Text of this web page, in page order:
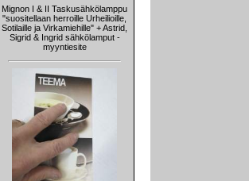
Mignon I & II Taskusähkölamppu
"suositellaan herroille Urheilioille,
Sotilaille ja Virkamiehille" + Astrid,
Sigrid & Ingrid sähkölamput -
myyntiesite